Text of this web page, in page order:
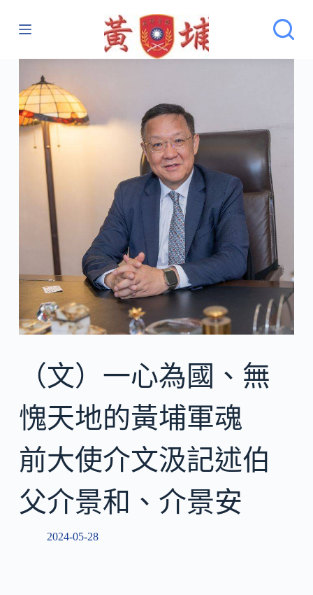
至
容
（文）一心為國、無
愧天地的黃埔軍魂
前大使介文汲記述伯
父介景和、介景安
2024-05-28